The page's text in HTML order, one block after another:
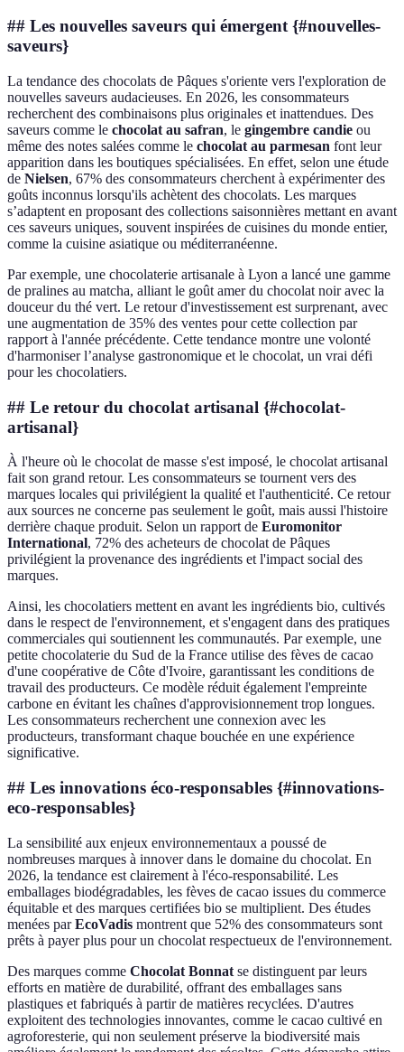
## Les nouvelles saveurs qui émergent {#nouvelles-
saveurs}
La tendance des chocolats de Pâques s'oriente vers l'exploration de
nouvelles saveurs audacieuses. En 2026, les consommateurs
recherchent des combinaisons plus originales et inattendues. Des
saveurs comme le chocolat au safran, le gingembre candie ou
même des notes salées comme le chocolat au parmesan font leur
apparition dans les boutiques spécialisées. En effet, selon une étude
de Nielsen, 67% des consommateurs cherchent à expérimenter des
goûts inconnus lorsqu'ils achètent des chocolats. Les marques
s’adaptent en proposant des collections saisonnières mettant en avant
ces saveurs uniques, souvent inspirées de cuisines du monde entier,
comme la cuisine asiatique ou méditerranéenne.
Par exemple, une chocolaterie artisanale à Lyon a lancé une gamme
de pralines au matcha, alliant le goût amer du chocolat noir avec la
douceur du thé vert. Le retour d'investissement est surprenant, avec
une augmentation de 35% des ventes pour cette collection par
rapport à l'année précédente. Cette tendance montre une volonté
d'harmoniser l’analyse gastronomique et le chocolat, un vrai défi
pour les chocolatiers.
## Le retour du chocolat artisanal {#chocolat-
artisanal}
À l'heure où le chocolat de masse s'est imposé, le chocolat artisanal
fait son grand retour. Les consommateurs se tournent vers des
marques locales qui privilégient la qualité et l'authenticité. Ce retour
aux sources ne concerne pas seulement le goût, mais aussi l'histoire
derrière chaque produit. Selon un rapport de Euromonitor
International, 72% des acheteurs de chocolat de Pâques
privilégient la provenance des ingrédients et l'impact social des
marques.
Ainsi, les chocolatiers mettent en avant les ingrédients bio, cultivés
dans le respect de l'environnement, et s'engagent dans des pratiques
commerciales qui soutiennent les communautés. Par exemple, une
petite chocolaterie du Sud de la France utilise des fèves de cacao
d'une coopérative de Côte d'Ivoire, garantissant les conditions de
travail des producteurs. Ce modèle réduit également l'empreinte
carbone en évitant les chaînes d'approvisionnement trop longues.
Les consommateurs recherchent une connexion avec les
producteurs, transformant chaque bouchée en une expérience
significative.
## Les innovations éco-responsables {#innovations-
eco-responsables}
La sensibilité aux enjeux environnementaux a poussé de
nombreuses marques à innover dans le domaine du chocolat. En
2026, la tendance est clairement à l'éco-responsabilité. Les
emballages biodégradables, les fèves de cacao issues du commerce
équitable et des marques certifiées bio se multiplient. Des études
menées parEcoVadis montrent que 52% des consommateurs sont
prêts à payer plus pour un chocolat respectueux de l'environnement.
Des marques comme Chocolat Bonnat se distinguent par leurs
efforts en matière de durabilité, offrant des emballages sans
plastiques et fabriqués à partir de matières recyclées. D'autres
exploitent des technologies innovantes, comme le cacao cultivé en
agroforesterie, qui non seulement préserve la biodiversité mais